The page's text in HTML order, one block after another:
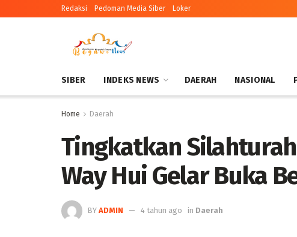
Redaksi Pedoman Media Siber Loker
SIBER INDEKS NEWS DAERAH NASIONAL
Home Daerah
Tingkatkan
Way Hui Gelar Buka
BY ADMIN 4 tahun ago in Daerah